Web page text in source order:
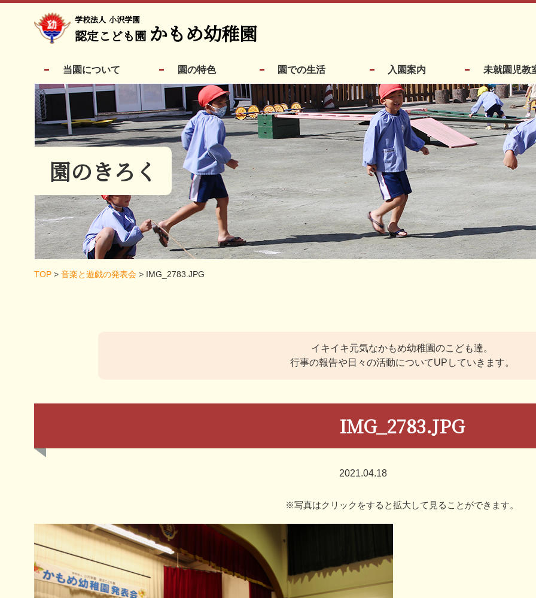
学校法人 小沢学園
認定こども園 かもめ幼稚園
当園について 園の特色 園での生活 入園案内 未就園児教
園のきろく
TOP > 音楽と遊戯の発表会 > IMG_2783.JPG
イキイキ元気なかもめ幼稚園のこども達。
行事の報告や日々の活動についてUPしていきます。
IMG_2783.JPG
2021.04.18
※写真はクリックをすると拡大して見ることができます。